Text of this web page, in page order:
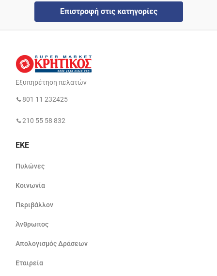
Επιστροφή στις κατηγορίες
Εξυπηρέτηση πελατών
801 11 232425
210 55 58 832
ΕΚΕ
Πυλώνες
Κοινωνία
Περιβάλλον
Άνθρωπος
Απολογισμός Δράσεων
Εταιρεία